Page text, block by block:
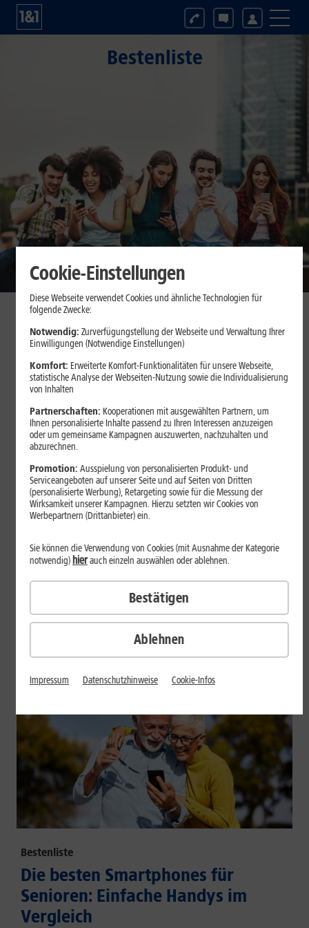
Bestenliste
Bestenliste
Smartphones mit langer
Akkulaufzeit 2026: Diese Modelle
halten im Alltag besonders lange
durch
Smartphones mit langer Akkulaufzeit sind 2026 gefragter denn
je. Der Artikel zeigt Modelle, die besonders lange durchhalten,
erklärt die wichtigsten Einflussfaktoren und vergleicht Geräte mit
großem Akku und hoher Energieeffizienz.
Mehr erfahren
Bestenliste
Die besten Smartphones für
Senioren: Einfache Handys im
Vergleich
Cookie-Einstellungen
Diese Webseite verwendet Cookies und ähnliche Technologien für
folgende Zwecke:
Notwendig: Zurverfügungstellung der Webseite und Verwaltung Ihrer
Einwilligungen (Notwendige Einstellungen)
Komfort: Erweiterte Komfort-Funktionalitäten für unsere Webseite,
statistische Analyse der Webseiten-Nutzung sowie die Individualisierung
von Inhalten
Partnerschaften: Kooperationen mit ausgewählten Partnern, um
Ihnen personalisierte Inhalte passend zu Ihren Interessen anzuzeigen
oder um gemeinsame Kampagnen auszuwerten, nachzuhalten und
abzurechnen.
Promotion: Ausspielung von personalisierten Produkt- und
Serviceangeboten auf unserer Seite und auf Seiten von Dritten
(personalisierte Werbung), Retargeting sowie für die Messung der
Wirksamkeit unserer Kampagnen. Hierzu setzten wir Cookies von
Werbepartnern (Drittanbieter) ein.
Ablehnen
Sie können die Verwendung von Cookies (mit Ausnahme der Kategorie
notwendig) hierauch einzeln auswählen oder ablehnen.
Bestätigen
Impressum Datenschutzhinweise Cookie-Infos